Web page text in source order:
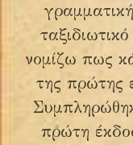
νομίζω πως
της πρώτης
πρώτη